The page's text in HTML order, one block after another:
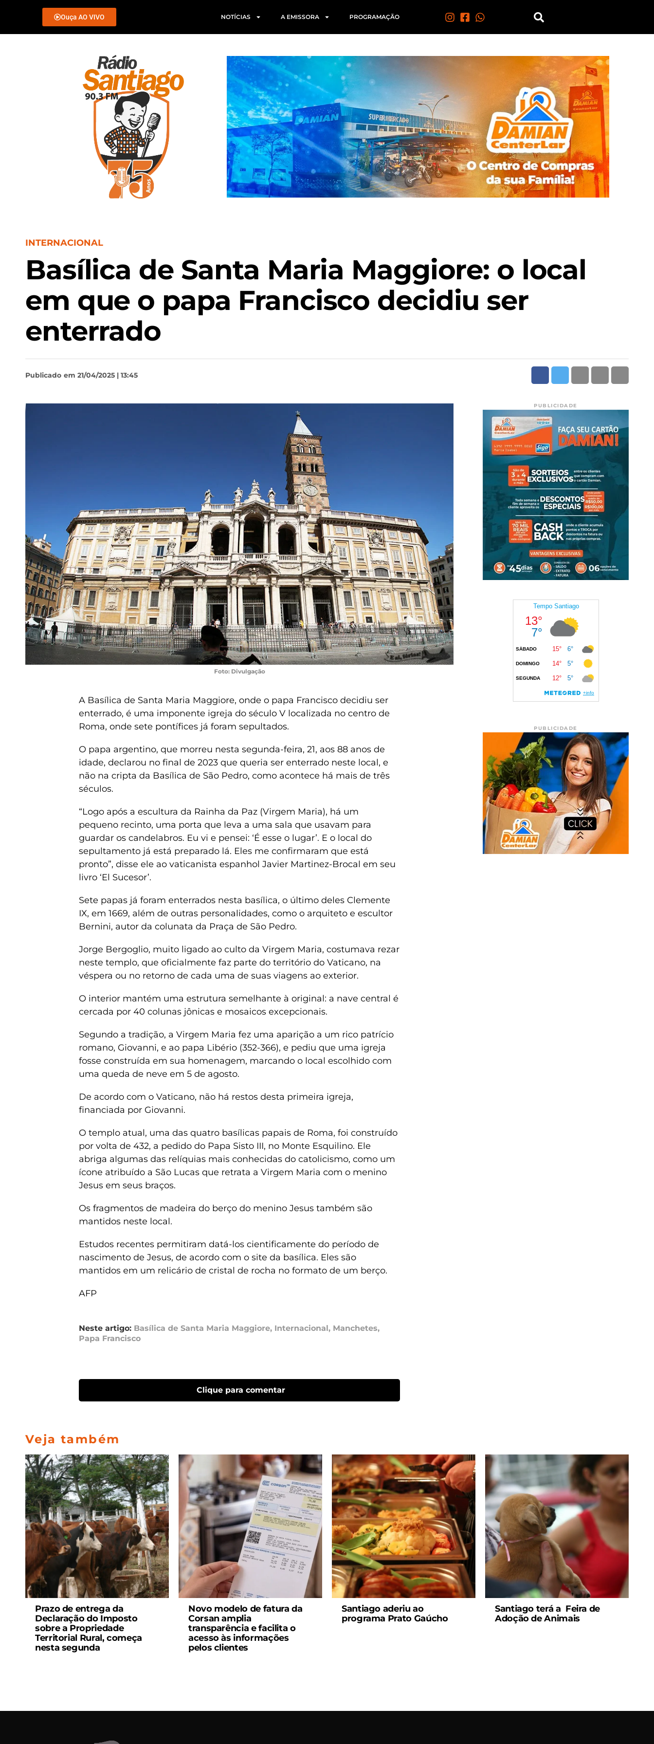
Ouça AO VIVO NOTÍCIAS A EMISSORA PROGRAMAÇÃO
INTERNACIONAL
Basílica de Santa Maria Maggiore: o local
em que o papa Francisco decidiu ser
enterrado
Publicado em 21/04/2025 | 13:45
Foto: Divulgação
A Basílica de Santa Maria Maggiore, onde o papa Francisco decidiu ser
enterrado, é uma imponente igreja do século V localizada no centro de
Roma, onde sete pontífices já foram sepultados.
O papa argentino, que morreu nesta segunda-feira, 21, aos 88 anos de
idade, declarou no final de 2023 que queria ser enterrado neste local, e
não na cripta da Basílica de São Pedro, como acontece há mais de três
séculos.
“Logo após a escultura da Rainha da Paz (Virgem Maria), há um
pequeno recinto, uma porta que leva a uma sala que usavam para
guardar os candelabros. Eu vi e pensei: ‘É esse o lugar’. E o local do
sepultamento já está preparado lá. Eles me confirmaram que está
pronto”, disse ele ao vaticanista espanhol Javier Martinez-Brocal em seu
livro ‘El Sucesor’.
Sete papas já foram enterrados nesta basílica, o último deles Clemente
IX, em 1669, além de outras personalidades, como o arquiteto e escultor
Bernini, autor da colunata da Praça de São Pedro.
Jorge Bergoglio, muito ligado ao culto da Virgem Maria, costumava rezar
neste templo, que oficialmente faz parte do território do Vaticano, na
véspera ou no retorno de cada uma de suas viagens ao exterior.
O interior mantém uma estrutura semelhante à original: a nave central é
cercada por 40 colunas jônicas e mosaicos excepcionais.
Segundo a tradição, a Virgem Maria fez uma aparição a um rico patrício
romano, Giovanni, e ao papa Libério (352-366), e pediu que uma igreja
fosse construída em sua homenagem, marcando o local escolhido com
uma queda de neve em 5 de agosto.
De acordo com o Vaticano, não há restos desta primeira igreja,
financiada por Giovanni.
O templo atual, uma das quatro basílicas papais de Roma, foi construído
por volta de 432, a pedido do Papa Sisto III, no Monte Esquilino. Ele
abriga algumas das relíquias mais conhecidas do catolicismo, como um
ícone atribuído a São Lucas que retrata a Virgem Maria com o menino
Jesus em seus braços.
Os fragmentos de madeira do berço do menino Jesus também são
mantidos neste local.
Estudos recentes permitiram datá-los cientificamente do período de
nascimento de Jesus, de acordo com o site da basílica. Eles são
mantidos em um relicário de cristal de rocha no formato de um berço.
AFP
Neste artigo: Basílica de Santa Maria Maggiore, Internacional , Manchetes,
Papa Francisco
Clique para comentar
PUBLICIDADE
PUBLICIDADE
Veja também
Prazo de entrega da
Declaração do Imposto
sobre a Propriedade
Territorial Rural, começa
nesta segunda
Novo modelo de fatura da
Corsan amplia
transparência e facilita o
acesso às informações
pelos clientes
Santiago aderiu ao
programa Prato Gaúcho
Santiago terá a Feira de
Adoção de Animais